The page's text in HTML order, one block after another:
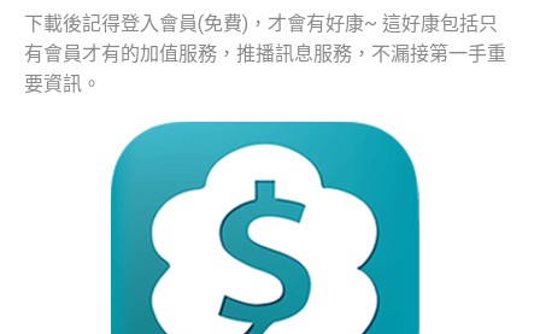
下載後記得登入會員(免費)，才會有好康~ 這好康包括只
有會員才有的加值服務，推播訊息服務，不漏接第一手重
要資訊。